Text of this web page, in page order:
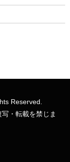
Reserved.
・転載を禁じま